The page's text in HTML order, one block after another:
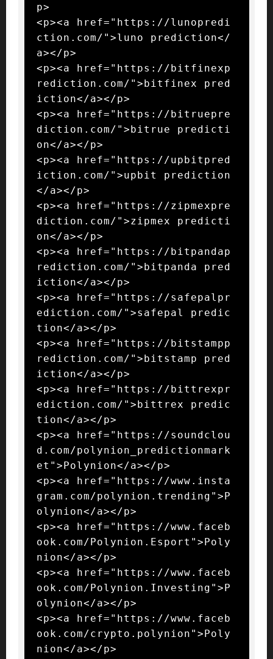
p>
<p><a href="https://lunopredi
ction.com/">luno prediction</
a></p>
<p><a href="https://bitfinexp
rediction.com/">bitfinex pred
iction</a></p>
<p><a href="https://bitruepre
diction.com/">bitrue predicti
on</a></p>
<p><a href="https://upbitpred
iction.com/">upbit prediction
</a></p>
<p><a href="https://zipmexpre
diction.com/">zipmex predicti
on</a></p>
<p><a href="https://bitpandap
rediction.com/">bitpanda pred
iction</a></p>
<p><a href="https://safepalpr
ediction.com/">safepal predic
tion</a></p>
<p><a href="https://bitstampp
rediction.com/">bitstamp pred
iction</a></p>
<p><a href="https://bittrexpr
ediction.com/">bittrex predic
tion</a></p>
<p><a href="https://soundclou
d.com/polynion_predictionmark
et">Polynion</a></p>
<p><a href="https://www.insta
gram.com/polynion.trending">P
olynion</a></p>
<p><a href="https://www.faceb
ook.com/Polynion.Esport">Poly
nion</a></p>
<p><a href="https://www.faceb
ook.com/Polynion.Investing">P
olynion</a></p>
<p><a href="https://www.faceb
ook.com/crypto.polynion">Poly
nion</a></p>